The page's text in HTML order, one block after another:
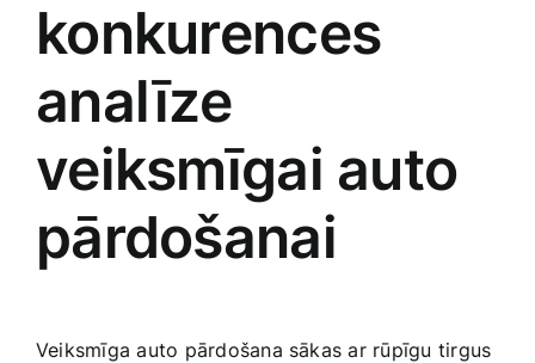
konkurences
analīze
veiksmīgai auto
pārdošanai
Veiksmīga auto pārdošana sākas ar rūpīgu tirgus